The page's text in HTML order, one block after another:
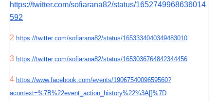
https://twitter.com/sofiarana82/status/1652749968636014
592
2 https://twitter.com/sofiarana82/status/1653334040349483010
3 https://twitter.com/sofiarana82/status/1653036764842344456
4 https://www.facebook.com/events/1906754009659560?
acontext=%7B%22event_action_history%22%3A[]%7D